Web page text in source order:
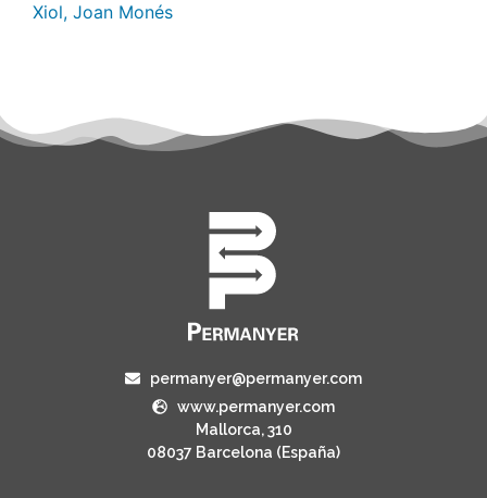
Xiol, Joan Monés
permanyer@permanyer.com
www.permanyer.com
Mallorca, 310
08037 Barcelona (España)